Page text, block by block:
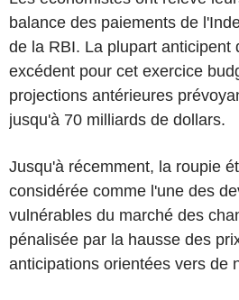
balance des paiements de
de la RBI. La plupart anticipent
excédent pour cet exercice
projections antérieures
jusqu'à 70 milliards de dollars.
Jusqu'à récemment, la roupie
considérée comme l'une des
vulnérables du marché des
pénalisée par la hausse des
anticipations orientées vers de